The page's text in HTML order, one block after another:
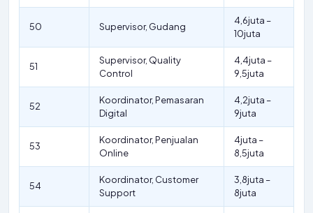
50 Supervisor, Gudang
4,6juta –
10juta
51
Supervisor, Quality
Control
4,4juta –
9,5juta
52
Koordinator, Pemasaran
Digital
4,2juta –
9juta
53
Koordinator, Penjualan
Online
4juta –
8,5juta
54
Koordinator, Customer
Support
3,8juta –
8juta